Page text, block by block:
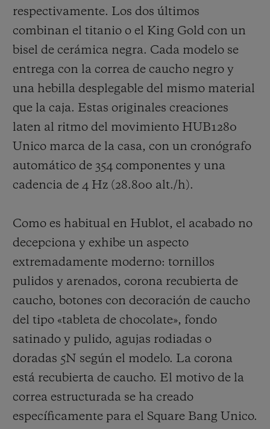
cerámica y el King Gold, por no mencionar
el célebreacabado «All Black».
Además, una nueva correa con decoración
de tipo «tableta de chocolate» refuerza aún
más la identidad del Square Bang Unico.
Gracias a su sistema intercambiable (One
Click), el usuario puede transformar ellook
de su reloj con un solo clic, para lo cual
dispone de una impresionante gama de
próximamente, de cuero «soft touch».
respectivamente. Los dos últimos
combinan el titanio o el King Gold con un
bisel de cerámica negra. Cada modelo se
entrega con la correa de caucho negro y
una hebilla desplegable del mismo material
que la caja. Estas originales creaciones
laten al ritmo del movimiento HUB1280
Unico marca de la casa, con un cronógrafo
automático de 354 componentes y una
cadencia de 4 Hz (28.800 alt./h).
Como es habitual en Hublot, el acabado no
decepciona y exhibe un aspecto
extremadamente moderno: tornillos
pulidos y arenados, corona recubierta de
caucho, botones con decoración de caucho
del tipo «tableta de chocolate», fondo
satinado y pulido, agujas rodiadas o
doradas 5N según el modelo. La corona
está recubierta de caucho. El motivo de la
correa estructurada se ha creado
específicamente para el Square Bang Unico.